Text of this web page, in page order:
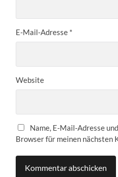
E-Mail-Adresse *
Website
Name, E-Mail-Adresse
Browser für meinen nächsten